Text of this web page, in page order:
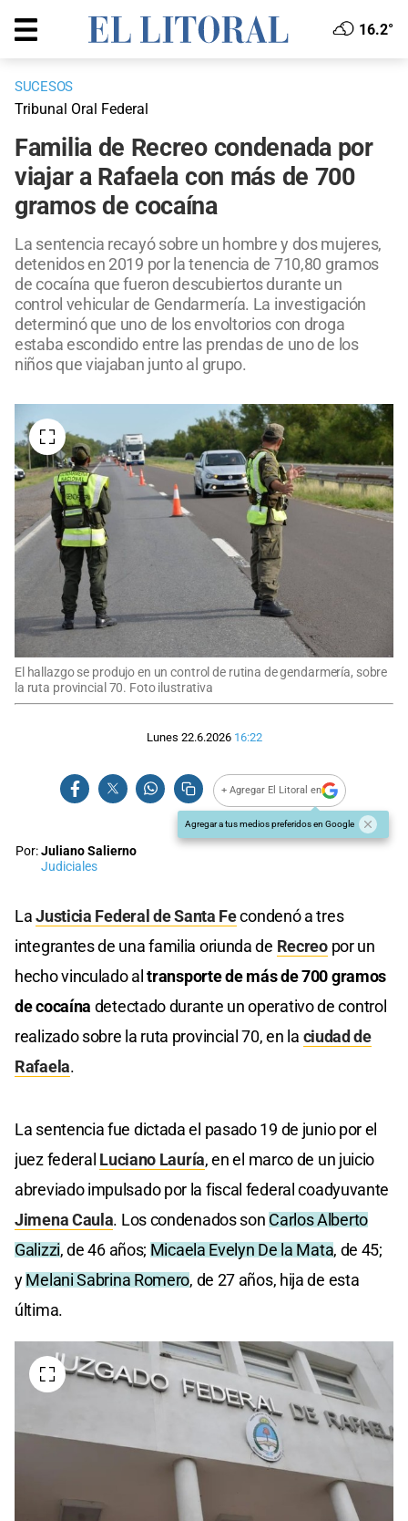
16.2°
SUCESOS
Tribunal Oral Federal
Familia de Recreo condenada por
viajar a Rafaela con más de 700
gramos de cocaína
La sentencia recayó sobre un hombre y dos mujeres,
detenidos en 2019 por la tenencia de 710,80 gramos
de cocaína que fueron descubiertos durante un
control vehicular de Gendarmería. La investigación
determinó que uno de los envoltorios con droga
estaba escondido entre las prendas de uno de los
niños que viajaban junto al grupo.
El hallazgo se produjo en un control de rutina de gendarmería, sobre
la ruta provincial 70. Foto ilustrativa
Lunes 22.6.2026 16:22
+ Agregar El Litoral en
Agregar a tus medios preferidos en Google
Por:Juliano Salierno
Judiciales
LaJusticia Federal de Santa Fecondenó a tres
integrantes de una familia oriunda de Recreopor un
hecho vinculado altransporte de más de 700 gramos
de cocaína detectado durante un operativo de control
realizado sobre la ruta provincial 70, en la ciudad de
Rafaela.
La sentencia fue dictada el pasado 19 de junio por el
juez federal Luciano Lauría, en el marco de un juicio
abreviado impulsado por la fiscal federal coadyuvante
Jimena Caula. Los condenados son Carlos Alberto
Galizzi, de 46 años; Micaela Evelyn De la Mata, de 45;
yMelani Sabrina Romero, de 27 años, hija de esta
última.